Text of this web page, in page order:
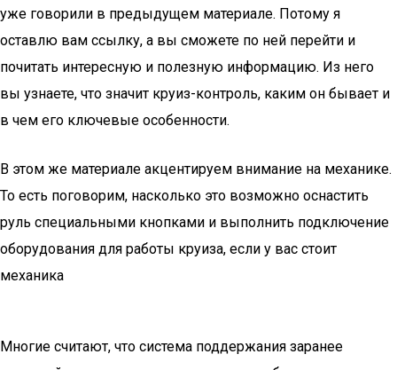
уже говорили в предыдущем материале. Потому я
оставлю вам ссылку, а вы сможете по ней перейти и
почитать интересную и полезную информацию. Из него
вы узнаете, что значит круиз-контроль, каким он бывает и
в чем его ключевые особенности.
В этом же материале акцентируем внимание на механике.
То есть поговорим, насколько это возможно оснастить
руль специальными кнопками и выполнить подключение
оборудования для работы круиза, если у вас стоит
механика
Многие считают, что система поддержания заранее